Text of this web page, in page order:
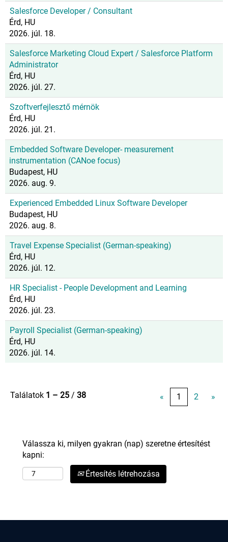
Salesforce Developer / Consultant
Érd, HU
2026. júl. 18.
Salesforce Marketing Cloud Expert / Salesforce Platform
Administrator
Érd, HU
2026. júl. 27.
Szoftverfejlesztő mérnök
Érd, HU
2026. júl. 21.
Embedded Software Developer- measurement
instrumentation (CANoe focus)
Budapest, HU
2026. aug. 9.
Experienced Embedded Linux Software Developer
Budapest, HU
2026. aug. 8.
Travel Expense Specialist (German-speaking)
Érd, HU
2026. júl. 12.
HR Specialist - People Development and Learning
Érd, HU
2026. júl. 23.
Payroll Specialist (German-speaking)
Érd, HU
2026. júl. 14.
Találatok 1 – 25 / 38 « 1 2 »
Válassza ki, milyen gyakran (nap) szeretne értesítést
kapni:
Értesítés létrehozása